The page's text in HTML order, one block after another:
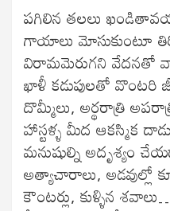
పగిలిన తలలు
గాయాలు మోసుకుంటూ
విరామమెరుగని వేదనతో
ఖాళీ కడుపులతో వొంటరి
దొమ్మీలు, అర్థరాత్రి
హాస్టళ్ళ మీద ఆకస్మిక
మనుషుల్ని అదృశ్యం
అత్యాచారాలు, అడవుల్లో
కౌంటర్లు, కుళ్ళిన